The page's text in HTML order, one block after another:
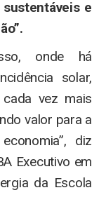
e
onde há
solar,
vez mais
valor para a
diz
Executivo em
da Escola